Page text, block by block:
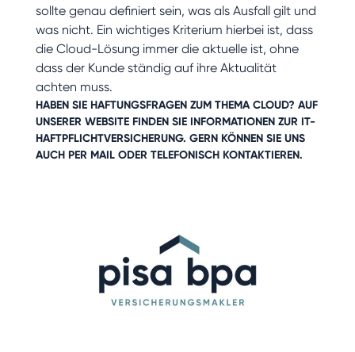
sollte genau definiert sein, was als Ausfall gilt und
was nicht. Ein wichtiges Kriterium hierbei ist, dass
die Cloud-Lösung immer die aktuelle ist, ohne
dass der Kunde ständig auf ihre Aktualität
achten muss.
HABEN SIE HAFTUNGSFRAGEN ZUM THEMA CLOUD? AUF
UNSERER WEBSITE FINDEN SIE INFORMATIONEN ZUR IT-
HAFTPFLICHTVERSICHERUNG. GERN KÖNNEN SIE UNS
AUCH PER MAIL ODER TELEFONISCHKONTAKTIEREN.